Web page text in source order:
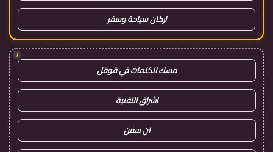
اركان سياحة وسفر
!
مسك الكلمات في قوقل
اشراق التقنية
ان سفن